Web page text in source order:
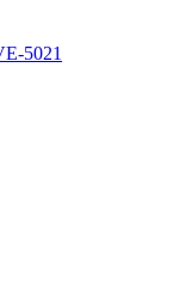
5021